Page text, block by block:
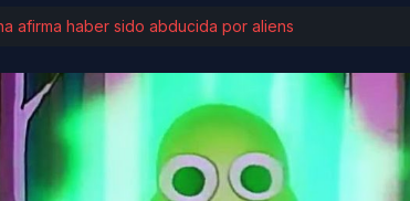
afirma haber sido abducida por aliens